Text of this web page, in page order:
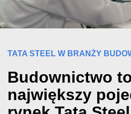
TATA STEEL W BRANŻY
Budownictwo
największy